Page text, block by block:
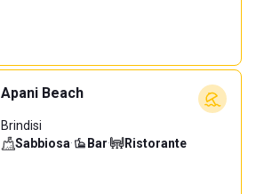
Apani Beach
Brindisi
Sabbiosa· Bar· Ristorante